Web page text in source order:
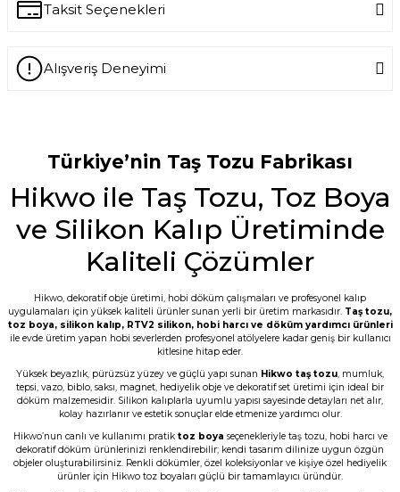
Ürün hakkında henüz soru sorulmamış.
Ask a Question
Taksit Seçenekleri
Alışveriş Deneyimi
tozunun kalitesi nasıl çıkacak???
E... M... | 18/07/2026
Öncelikle ürünü çok beğendim. Sipariş ve
ile bilgilendirme geldi. Kargo ďa çabuk
ulaştı. Tozların 5 er kilo paketlenmesi çok
G... D... | 19/06/2026
Taş tozu çok iyi kusursuz ürün elde
ediliyor sevkiyat hızlı
B... A... | 03/06/2026
Memnun kaldım, Ürün gerçekten harika
N... E... | 01/06/2026
Türkiye’nin Taş Tozu Fabrikası
Hikwo ile Taş Tozu, Toz Boya
ve Silikon Kalıp Üretiminde
Kaliteli Çözümler
Hikwo, dekoratif obje üretimi, hobi döküm çalışmaları ve profesyonel kalıp
uygulamaları için yüksek kaliteli ürünler sunan yerli bir üretim markasıdır. Taş tozu,
toz boya, silikon kalıp, RTV2 silikon, hobi harcı ve döküm yardımcı ürünleri
ile evde üretim yapan hobi severlerden profesyonel atölyelere kadar geniş bir kullanıcı
kitlesine hitap eder.
Yüksek beyazlık, pürüzsüz yüzey ve güçlü yapı sunan Hikwo taş tozu, mumluk,
tepsi, vazo, biblo, saksı, magnet, hediyelik obje ve dekoratif set üretimi için ideal bir
döküm malzemesidir. Silikon kalıplarla uyumlu yapısı sayesinde detayları net alır,
kolay hazırlanır ve estetik sonuçlar elde etmenize yardımcı olur.
Hikwo’nun canlı ve kullanımı pratik toz boya seçenekleriyle taş tozu, hobi harcı ve
dekoratif döküm ürünlerinizi renklendirebilir; kendi tasarım dilinize uygun özgün
objeler oluşturabilirsiniz. Renkli dökümler, özel koleksiyonlar ve kişiye özel hediyelik
ürünler için Hikwo toz boyaları güçlü bir tamamlayıcı üründür.